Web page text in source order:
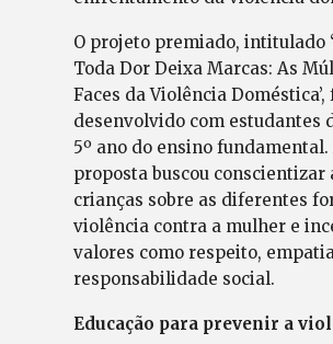
O projeto premiado, intitulado
Toda Dor Deixa Marcas: As
Faces da Violência Doméstica’,
desenvolvido com estudantes
5º ano do ensino fundamental.
proposta buscou conscientizar
crianças sobre as diferentes
violência contra a mulher e
valores como respeito,
responsabilidade social.
Educação para prevenir a